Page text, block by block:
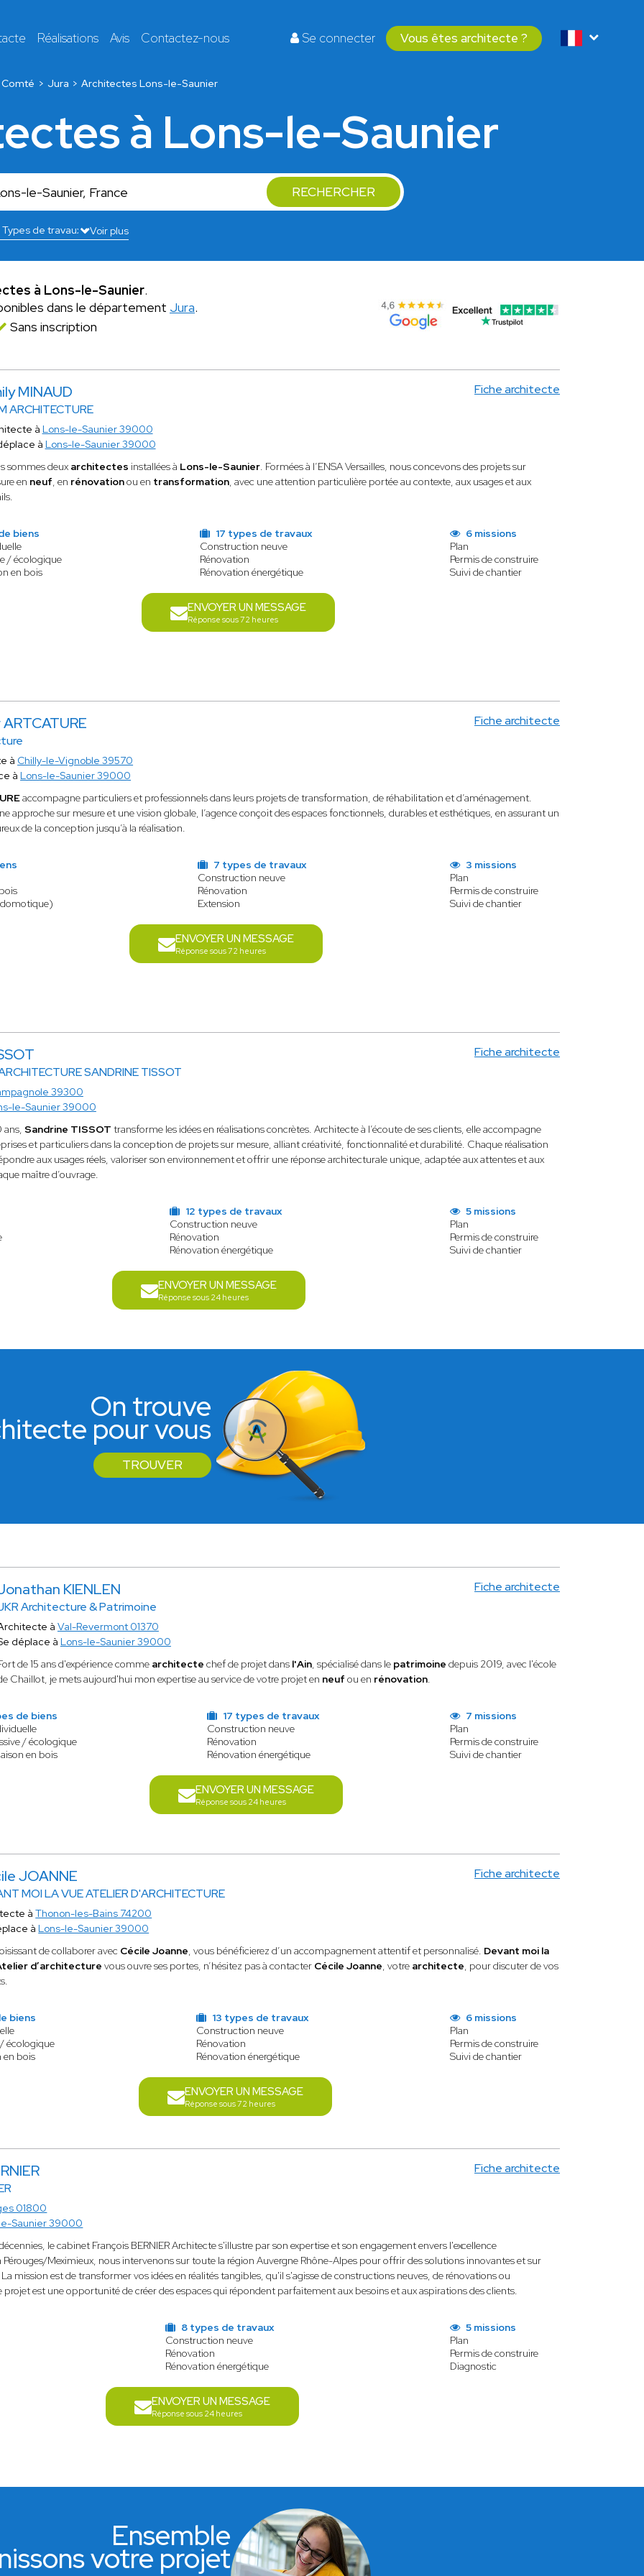
Réalisations Avis Contactez-nous Se connecter Vous êtes architecte ?
Comté Jura Architectes Lons-le-Saunier
à Lons-le-Saunier
RECHERCHER
Voir plus
à Lons-le-Saunier.
dans le département Jura.
Sans inscription
MINAUD
ARCHITECTURE
Fiche architecte
à Lons-le-Saunier 39000
à Lons-le-Saunier 39000
sommes deux architectes installées à Lons-le-Saunier. Formées à l’ENSA Versailles, nous concevons des projets sur
en neuf, en rénovationou en transformation, avec une attention particulière portée au contexte, aux usages et aux
biens
/ écologique
en bois
17 types de travaux
Construction neuve
Rénovation
Rénovation énergétique
6 missions
Plan
Permis de construire
Suivi de chantier
ENVOYER UN MESSAGE
Réponse sous 72 heures
Fiche architecte
à Chilly-le-Vignoble 39570
à Lons-le-Saunier 39000
accompagne particuliers et professionnels dans leurs projets de transformation, de réhabilitation et d’aménagement.
approche sur mesure et une vision globale, l’agence conçoit des espaces fonctionnels, durables et esthétiques, en assurant un
de la conception jusqu’à la réalisation.
7 types de travaux
Construction neuve
Rénovation
Extension
3 missions
Plan
Permis de construire
Suivi de chantier
ENVOYER UN MESSAGE
Réponse sous 72 heures
SANDRINE TISSOT
Fiche architecte
39300
le-Saunier 39000
ans, Sandrine TISSOT transforme les idées en réalisations concrètes. Architecte à l’écoute de ses clients, elle accompagne
et particuliers dans la conception de projets sur mesure, alliant créativité, fonctionnalité et durabilité. Chaque réalisation
aux usages réels, valoriser son environnement et offrir une réponse architecturale unique, adaptée aux attentes et aux
maître d’ouvrage.
12 types de travaux
Construction neuve
Rénovation
Rénovation énergétique
5 missions
Plan
Permis de construire
Suivi de chantier
ENVOYER UN MESSAGE
Réponse sous 24 heures
On trouve
pour vous
TROUVER
KIENLEN
Architecture & Patrimoine
Fiche architecte
à Val-Revermont 01370
déplace à Lons-le-Saunier 39000
de 15 ans d'expérience comme architecte chef de projet dans l'Ain, spécialisé dans le patrimoine depuis 2019, avec l'école
Chaillot, je mets aujourd'hui mon expertise au service de votre projet en neuf ou en rénovation.
de biens
/ écologique
en bois
17 types de travaux
Construction neuve
Rénovation
Rénovation énergétique
7 missions
Plan
Permis de construire
Suivi de chantier
ENVOYER UN MESSAGE
Réponse sous 24 heures
JOANNE
MOI LA VUE ATELIER D'ARCHITECTURE
Fiche architecte
àThonon-les-Bains 74200
à Lons-le-Saunier 39000
de collaborer avec Cécile Joanne, vous bénéficierez d’un accompagnement attentif et personnalisé. Devant moi la
d’architecture vous ouvre ses portes, n’hésitez pas à contacter Cécile Joanne, votre architecte, pour discuter de vos
biens
écologique
en bois
13 types de travaux
Construction neuve
Rénovation
Rénovation énergétique
6 missions
Plan
Permis de construire
Suivi de chantier
ENVOYER UN MESSAGE
Réponse sous 72 heures
Fiche architecte
01800
Saunier 39000
le cabinet François BERNIER Architecte s'illustre par son expertise et son engagement envers l'excellence
Pérouges/Meximieux, nous intervenons sur toute la région Auvergne Rhône-Alpes pour offrir des solutions innovantes et sur
mission est de transformer vos idées en réalités tangibles, qu'il s'agisse de constructions neuves, de rénovations ou
projet est une opportunité de créer des espaces qui répondent parfaitement aux besoins et aux aspirations des clients.
8 types de travaux
Construction neuve
Rénovation
Rénovation énergétique
5 missions
Plan
Permis de construire
Diagnostic
ENVOYER UN MESSAGE
Réponse sous 24 heures
Ensemble
votre projet